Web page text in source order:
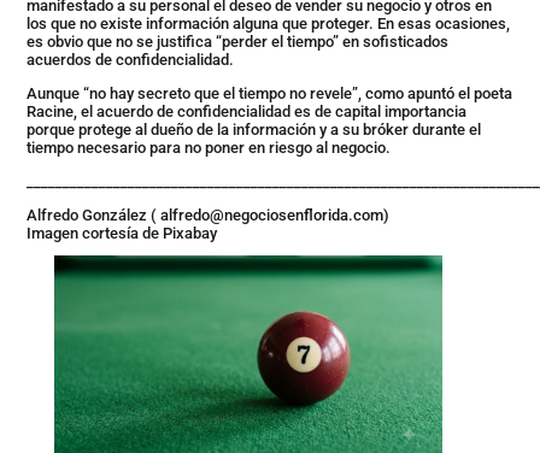
manifestado a su personal el deseo de vender su negocio y otros en
los que no existe información alguna que proteger. En esas ocasiones,
es obvio que no se justifica “perder el tiempo” en sofisticados
acuerdos de confidencialidad.
Aunque “no hay secreto que el tiempo no revele”, como apuntó el poeta
Racine, el acuerdo de confidencialidad es de capital importancia
porque protege al dueño de la información y a su bróker durante el
tiempo necesario para no poner en riesgo al negocio.
Alfredo González (alfredo@negociosenflorida.com)
Imagen cortesía de Pixabay